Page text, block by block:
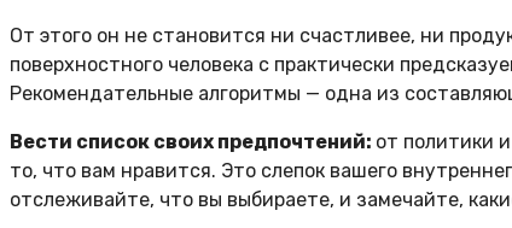
От этого он не становится ни счастливее, ни
поверхностного человека с практически
Рекомендательные алгоритмы — одна из
Вести список своих предпочтений: от политики
то, что вам нравится. Это слепок вашего
отслеживайте, что вы выбираете, и замечайте,